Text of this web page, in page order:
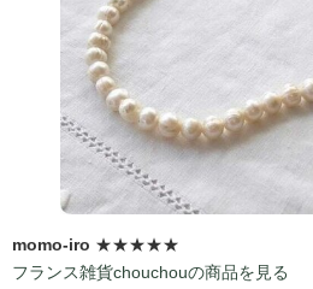
momo-iro ★★★★★
フランス雑貨chouchouの商品を見る